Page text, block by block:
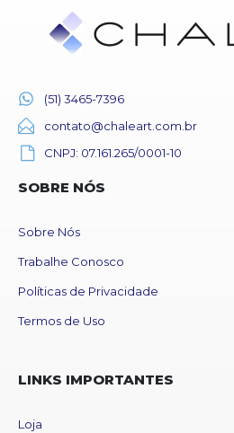
(51) 3465-7396
contato@chaleart.com.br
CNPJ: 07.161.265/0001-10
SOBRE NÓS
Sobre Nós
Trabalhe Conosco
Políticas de Privacidade
Termos de Uso
LINKS IMPORTANTES
Loja